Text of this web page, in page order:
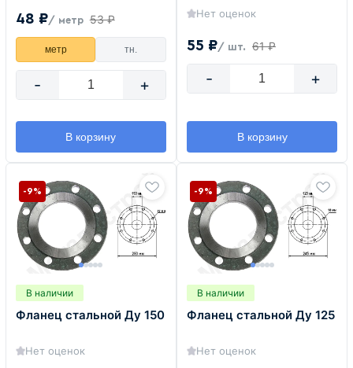
48 ₽/ метр 53 ₽
метр тн.
- +
В корзину
Нет оценок
55 ₽/ шт. 61 ₽
- +
В корзину
В наличии
Фланец стальной Ду 150
Нет оценок
-9%
В наличии
Фланец стальной Ду 125
Нет оценок
-9%